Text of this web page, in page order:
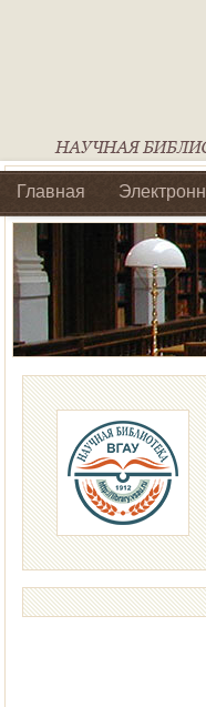
Главная
Библиотеки